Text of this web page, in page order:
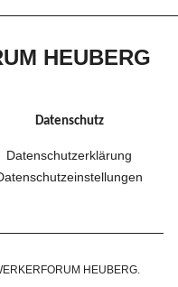
HEUBERG
Datenschutz
Datenschutzerklärung
HEUBERG